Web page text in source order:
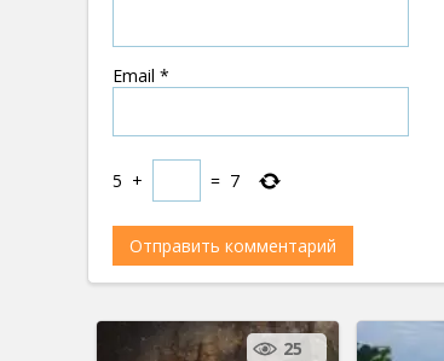
Email *
5 + = 7
25